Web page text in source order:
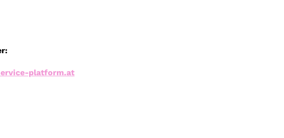
platform.at